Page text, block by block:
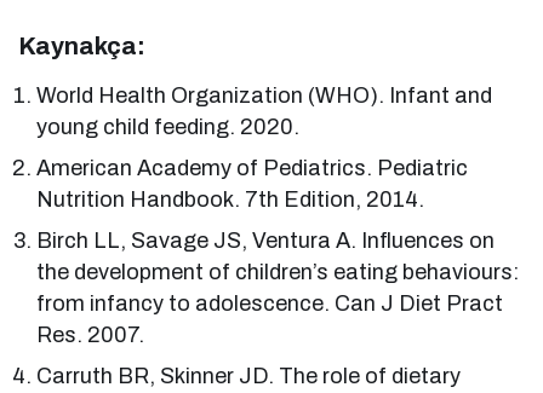
Kaynakça:
World Health Organization (WHO). Infant and
young child feeding. 2020.
American Academy of Pediatrics. Pediatric
Nutrition Handbook. 7th Edition, 2014.
Birch LL, Savage JS, Ventura A. Influences on
the development of children’s eating behaviours:
from infancy to adolescence. Can J Diet Pract
Res. 2007.
Carruth BR, Skinner JD. The role of dietary